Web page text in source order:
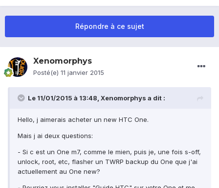
Répondre à ce sujet
Xenomorphys
Posté(e) 11 janvier 2015
Le 11/01/2015 à 13:48, Xenomorphys a dit :
Hello, j aimerais acheter un new HTC One.
Mais j ai deux questions:
- Si c est un One m7, comme le mien, puis je, une fois s-off,
unlock, root, etc, flasher un TWRP backup du One que j'ai
actuellement au One new?